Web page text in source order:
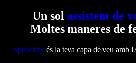
Un sol assistent de
Moltes maneres de
Speechify és la teva capa de veu amb